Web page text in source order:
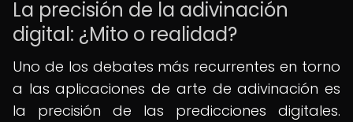
La precisión de la adivinación
digital: ¿Mito o realidad?
Uno de los debates más recurrentes en torno
a las aplicaciones de arte de adivinación es
la precisión de las predicciones digitales.